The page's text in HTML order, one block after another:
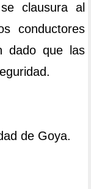
clausura al
conductores
dado que las
de Goya.